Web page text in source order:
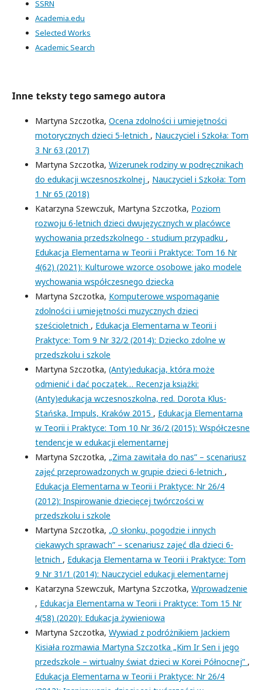
SSRN
Academia.edu
Selected Works
Academic Search
Inne teksty tego samego autora
Martyna Szczotka, Ocena zdolności i umiejętności
motorycznych dzieci 5-letnich , Nauczyciel i Szkoła: Tom
3 Nr 63 (2017)
Martyna Szczotka, Wizerunek rodziny w podręcznikach
do edukacji wczesnoszkolnej , Nauczyciel i Szkoła: Tom
1 Nr 65 (2018)
Katarzyna Szewczuk, Martyna Szczotka, Poziom
rozwoju 6-letnich dzieci dwujęzycznych w placówce
wychowania przedszkolnego - studium przypadku ,
Edukacja Elementarna w Teorii i Praktyce: Tom 16 Nr
4(62) (2021): Kulturowe wzorce osobowe jako modele
wychowania współczesnego dziecka
Martyna Szczotka, Komputerowe wspomaganie
zdolności i umiejętności muzycznych dzieci
sześcioletnich , Edukacja Elementarna w Teorii i
Praktyce: Tom 9 Nr 32/2 (2014): Dziecko zdolne w
przedszkolu i szkole
Martyna Szczotka, (Anty)edukacja, która może
odmienić i dać początek… Recenzja książki:
(Anty)edukacja wczesnoszkolna, red. Dorota Klus-
Stańska, Impuls, Kraków 2015 , Edukacja Elementarna
w Teorii i Praktyce: Tom 10 Nr 36/2 (2015): Współczesne
tendencje w edukacji elementarnej
Martyna Szczotka, „Zima zawitała do nas” – scenariusz
zajęć przeprowadzonych w grupie dzieci 6-letnich ,
Edukacja Elementarna w Teorii i Praktyce: Nr 26/4
(2012): Inspirowanie dziecięcej twórczości w
przedszkolu i szkole
Martyna Szczotka, „O słonku, pogodzie i innych
ciekawych sprawach” – scenariusz zajęć dla dzieci 6-
letnich , Edukacja Elementarna w Teorii i Praktyce: Tom
9 Nr 31/1 (2014): Nauczyciel edukacji elementarnej
Katarzyna Szewczuk, Martyna Szczotka, Wprowadzenie
, Edukacja Elementarna w Teorii i Praktyce: Tom 15 Nr
4(58) (2020): Edukacja żywieniowa
Martyna Szczotka, Wywiad z podróżnikiem Jackiem
Kisiała rozmawia Martyna Szczotka „Kim Ir Sen i jego
przedszkole – wirtualny świat dzieci w Korei Północnej” ,
Edukacja Elementarna w Teorii i Praktyce: Nr 26/4